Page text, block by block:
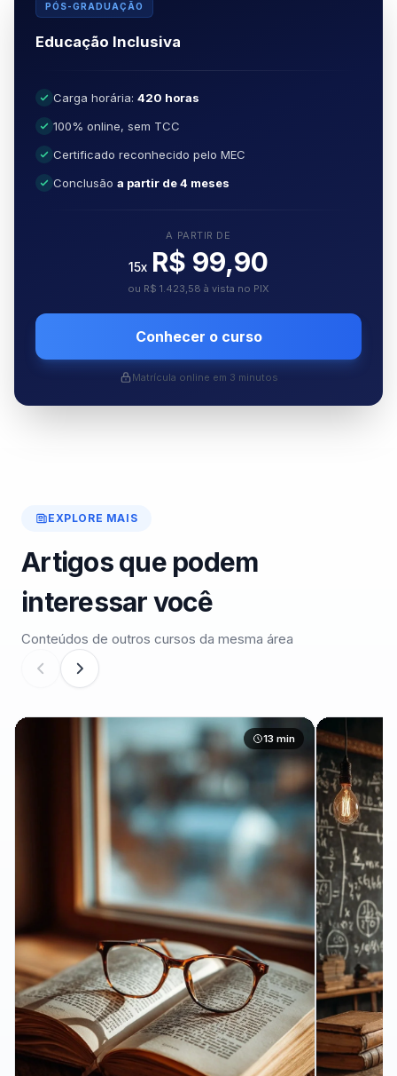
PÓS-GRADUAÇÃO
Educação Inclusiva
Carga horária: 420 horas
100% online, sem TCC
Certificado reconhecido pelo MEC
Conclusão a partir de 4 meses
A PARTIR DE
15x R$ 99,90
ou R$ 1.423,58 à vista no PIX
Conhecer o curso
Matrícula online em 3 minutos
EXPLORE MAIS
Artigos que podem
interessar você
Conteúdos de outros cursos da mesma área
13 min